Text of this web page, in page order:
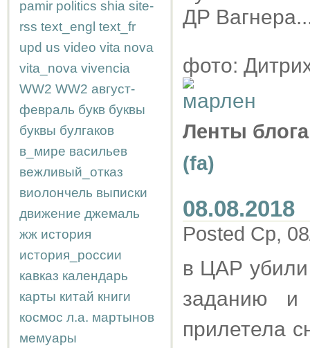
pamir politics shia site-
rss text_engl text_fr
upd us video vita nova
vita_nova vivencia
WW2 WW2 август-
февраль букв буквы
буквы булгаков
в_мире васильев
вежливый_отказ
виолончель выписки
движение джемаль
жж история
история_россии
кавказ календарь
карты китай книги
космос л.а. мартынов
мемуары
ДР
фото:
Ленты
(fa)
08.08.2018
Posted Ср,
в ЦАР убили
заданию и
прилетела